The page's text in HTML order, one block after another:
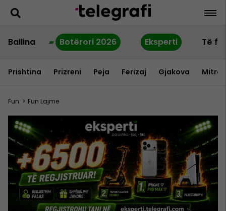
Ballina Botërori 2026 Eksperti Të
Prishtina Prizreni Peja Ferizaj Gjakova
Fun > Fun Lajme